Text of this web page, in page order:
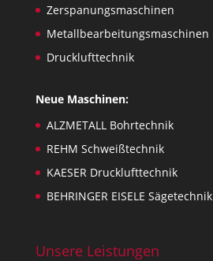
Zerspanungsmaschinen
Metallbearbeitungsmaschinen
Drucklufttechnik
Neue Maschinen:
ALZMETALL Bohrtechnik
REHM Schweißtechnik
KAESER Drucklufttechnik
BEHRINGER EISELE Sägetechnik
Unsere Leistungen